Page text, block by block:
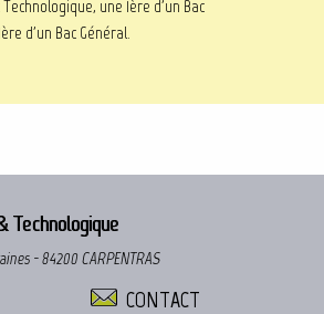
une 1ère d'un Bac
d'un Bac Général.
Technologique
- 84200 CARPENTRAS
CONTACT